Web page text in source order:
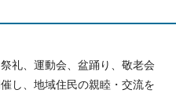
礼、運動会、盆踊り、敬老会
し、地域住民の親睦・交流を